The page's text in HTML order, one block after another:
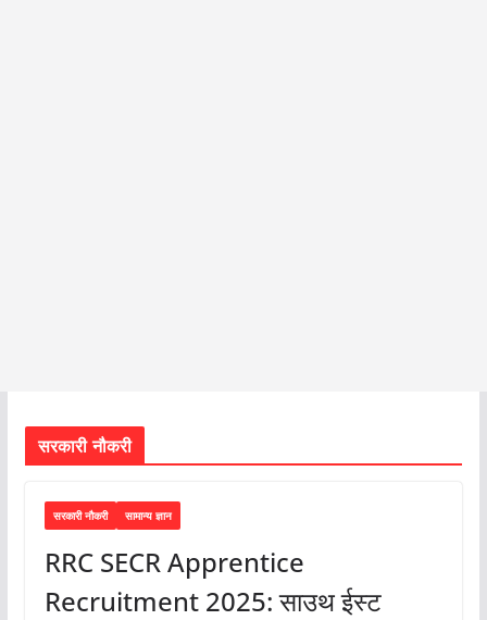
सरकारी नौकरी
सरकारी नौकरी सामान्य ज्ञान
RRC SECR Apprentice
Recruitment 2025: साउथ ईस्ट